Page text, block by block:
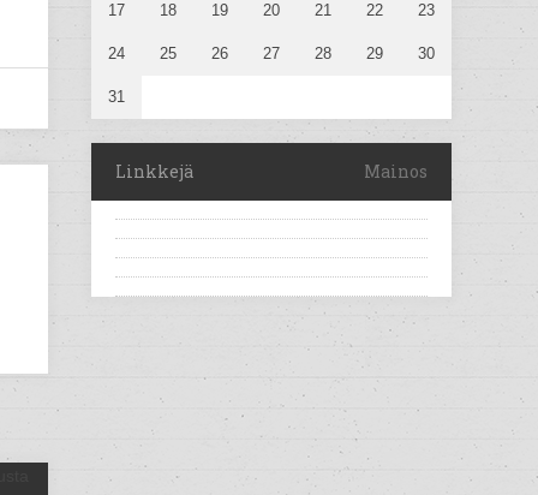
17 18 19 20 21 22 23
24 25 26 27 28 29 30
31
Linkkejä Mainos